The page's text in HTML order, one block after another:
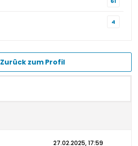
4
Zurück zum Profil
27.02.2025, 17:59